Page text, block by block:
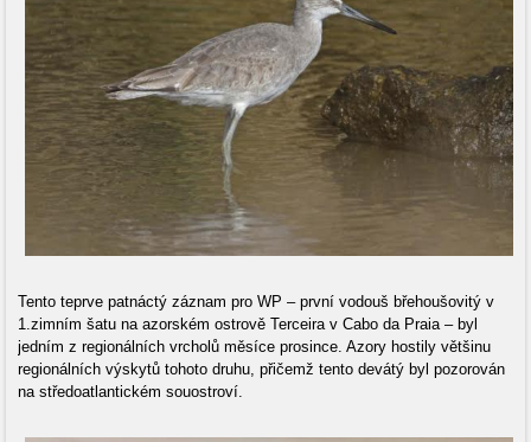
Tento teprve patnáctý záznam pro WP – první vodouš břehoušovitý v
1.zimním šatu na azorském ostrově Terceira v Cabo da Praia – byl
jedním z regionálních vrcholů měsíce prosince. Azory hostily většinu
regionálních výskytů tohoto druhu, přičemž tento devátý byl pozorován
na středoatlantickém souostroví.